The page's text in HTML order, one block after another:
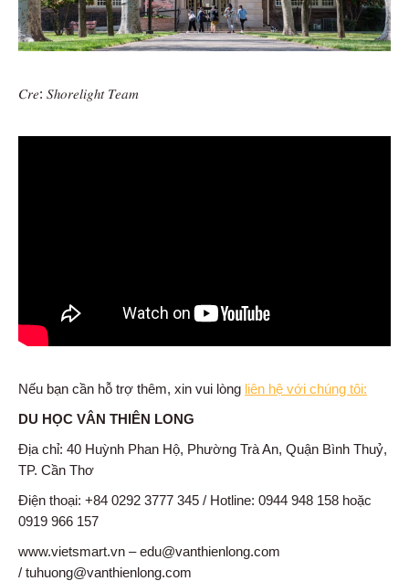
𝐶𝑟𝑒: 𝑆ℎ𝑜𝑟𝑒𝑙𝑖𝑔ℎ𝑡 𝑇𝑒𝑎𝑚
Nếu bạn cần hỗ trợ thêm, xin vui lòng liên hệ với chúng tôi:
DU HỌC VÂN THIÊN LONG
Địa chỉ: 40 Huỳnh Phan Hộ, Phường Trà An, Quận Bình Thuỷ,
TP. Cần Thơ
Điện thoại: +84 0292 3777 345 / Hotline: 0944 948 158 hoặc
0919 966 157
www.vietsmart.vn – edu@vanthienlong.com
/ tuhuong@vanthienlong.com